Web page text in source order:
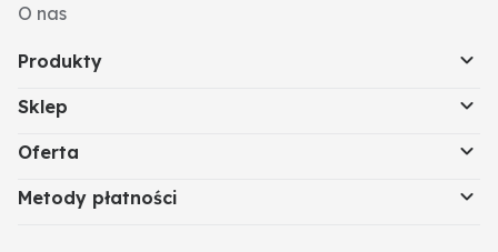
O nas
Produkty
Sklep
Oferta
Metody płatności